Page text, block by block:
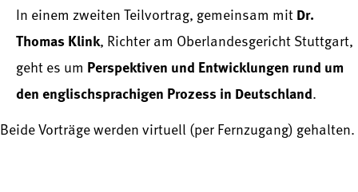
In einem zweiten Teilvortrag, gemeinsam mit Dr.
Thomas Klink, Richter am Oberlandesgericht Stuttgart,
geht es um Perspektiven und Entwicklungen rund um
den englischsprachigen Prozess in Deutschland.
Beide Vorträge werden virtuell (per Fernzugang) gehalten.